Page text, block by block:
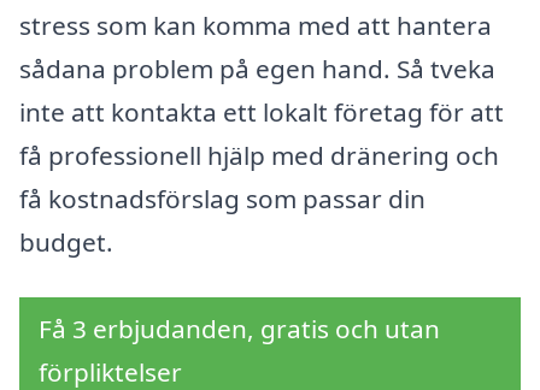
stress som kan komma med att hantera
sådana problem på egen hand. Så tveka
inte att kontakta ett lokalt företag för att
få professionell hjälp med dränering och
få kostnadsförslag som passar din
budget.
Få 3 erbjudanden, gratis och utan
förpliktelser